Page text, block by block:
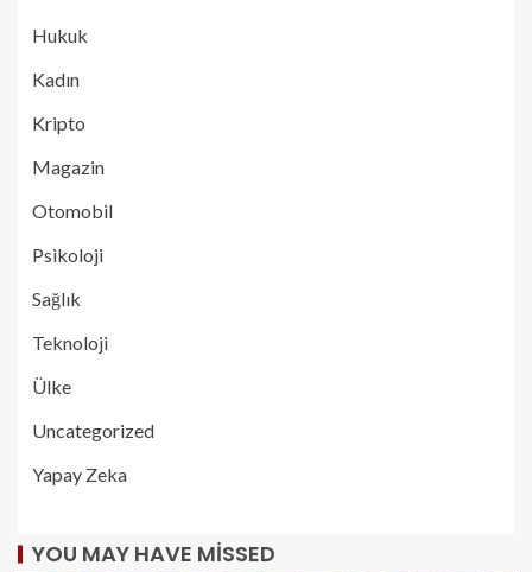
Hukuk
Kadın
Kripto
Magazin
Otomobil
Psikoloji
Sağlık
Teknoloji
Ülke
Uncategorized
Yapay Zeka
YOU MAY HAVE MISSED